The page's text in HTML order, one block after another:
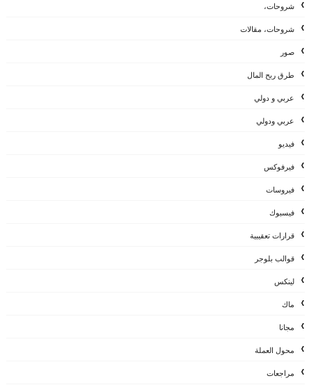
شروحات،
شروحات، مقالات
صور
طرق ربح المال
عربي و دولي
عربي ودولي
فيديو
فيرفوكس
فيروسات
فيسبوك
قرارات تعقيبية
قوالب بلوجر
لينكس
ماك
مجانا
محول العملة
مراجعات